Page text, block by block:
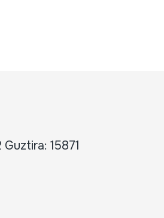
15871